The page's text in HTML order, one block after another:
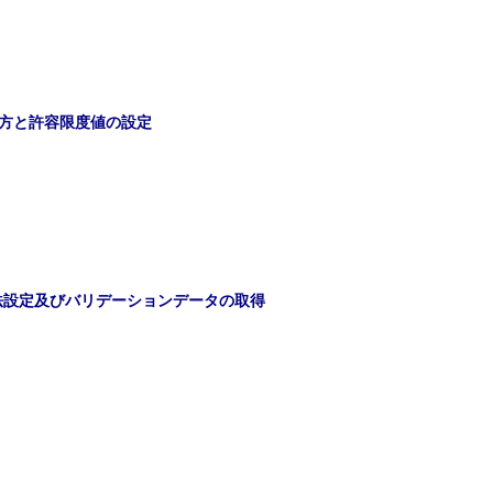
と許容限度値の設定
定及びバリデーションデータの取得